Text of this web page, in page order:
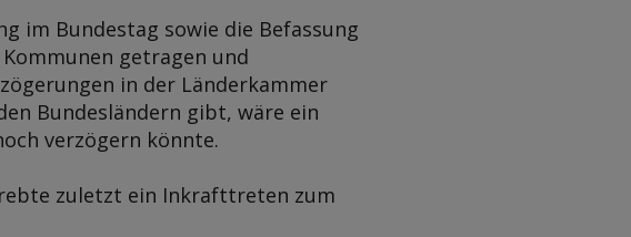
im Bundestag sowie die Befassung
getragen und
in der Länderkammer
Bundesländern gibt, wäre ein
verzögern könnte.
zuletzt ein Inkrafttreten zum